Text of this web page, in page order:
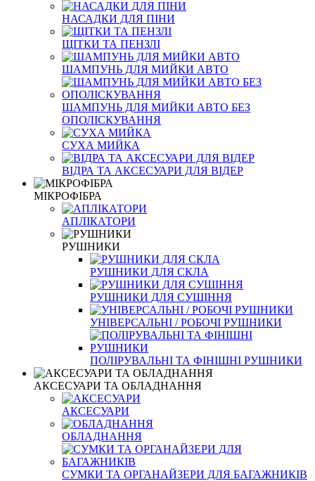
НАСАДКИ ДЛЯ ПІНИ
ЩІТКИ ТА ПЕНЗЛІ
ШАМПУНЬ ДЛЯ МИЙКИ АВТО
ШАМПУНЬ ДЛЯ МИЙКИ АВТО БЕЗ
ОПОЛІСКУВАННЯ
СУХА МИЙКА
ВІДРА ТА АКСЕСУАРИ ДЛЯ ВІДЕР
МІКРОФІБРА
АПЛІКАТОРИ
РУШНИКИ
РУШНИКИ ДЛЯ СКЛА
РУШНИКИ ДЛЯ СУШІННЯ
УНІВЕРСАЛЬНІ / РОБОЧІ РУШНИКИ
ПОЛІРУВАЛЬНІ ТА ФІНІШНІ РУШНИКИ
АКСЕСУАРИ ТА ОБЛАДНАННЯ
АКСЕСУАРИ
ОБЛАДНАННЯ
СУМКИ ТА ОРГАНАЙЗЕРИ ДЛЯ БАГАЖНИКІВ